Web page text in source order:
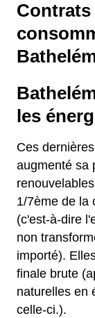
Contrats
les
Ces
augmenté sa
1/7ème de la
(c'est-à-dire
non
importé).
finale brute
naturelles en
celle-ci.).